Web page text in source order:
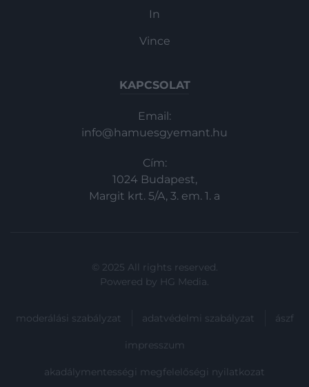
In
Vince
KAPCSOLAT
Email:
info@hamuesgyemant.hu
Cím:
1024 Budapest,
Margit krt. 5/A, 3. em. 1. a
© 2025 All rights reserved.
Powered by HG Media.
moderálási szabályzat adatvédelmi szabályzat ászf
impresszum
akadálymentességi megfelelőségi nyilatkozat